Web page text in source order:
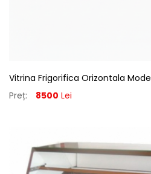
Vitrina Frigorifica Orizontala
Preț:
8500 Lei